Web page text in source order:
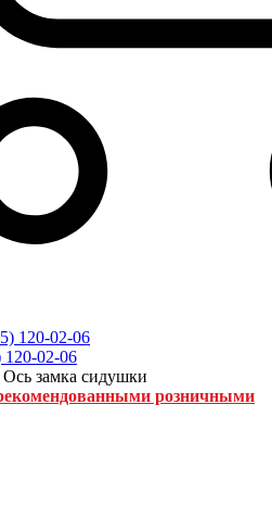
120-02-06
120-02-06
Ось замка сидушки
розничными